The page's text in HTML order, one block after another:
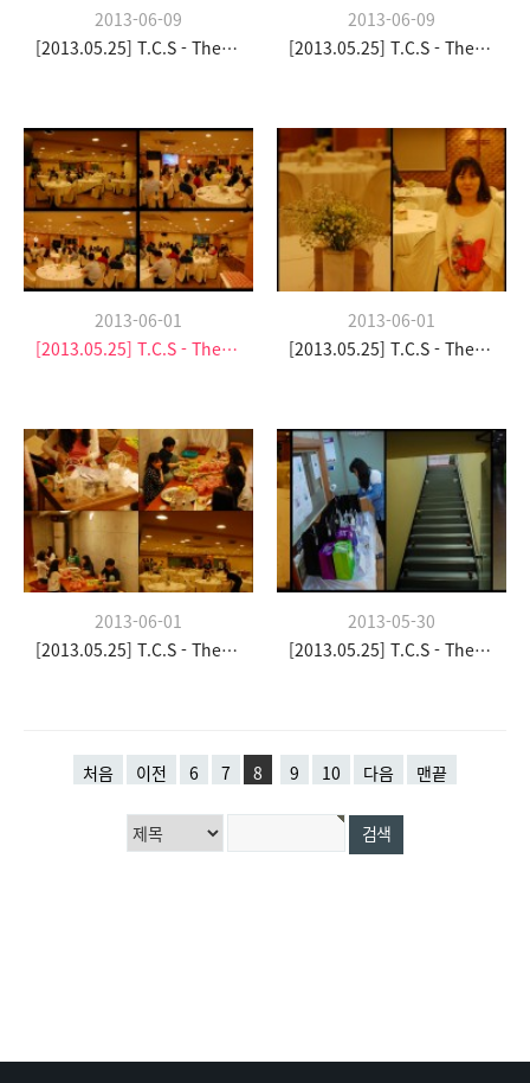
2013-06-09
[2013.05.25] T.C.S - The Church Stay
2013-06-09
[2013.05.25] T.C.S - The Church Stay
2013-06-01
[2013.05.25] T.C.S - The Church Stay
2013-06-01
[2013.05.25] T.C.S - The Church Stay
2013-06-01
[2013.05.25] T.C.S - The Church Stay
2013-05-30
[2013.05.25] T.C.S - The Church Stay
처음 이전 6 7 8 9 10 다음 맨끝